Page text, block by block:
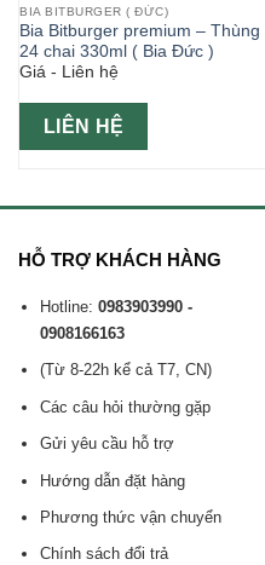
BIA BITBURGER ( ĐỨC)
Bia Bitburger premium – Thùng
24 chai 330ml ( Bia Đức )
Giá - Liên hệ
LIÊN HỆ
HỖ TRỢ KHÁCH HÀNG
Hotline: 0983903990 -
0908166163
(Từ 8-22h kể cả T7, CN)
Các câu hỏi thường gặp
Gửi yêu cầu hỗ trợ
Hướng dẫn đặt hàng
Phương thức vận chuyển
Chính sách đổi trả